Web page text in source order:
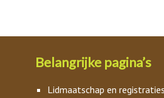
Belangrijke pagina’s
Lidmaatschap en